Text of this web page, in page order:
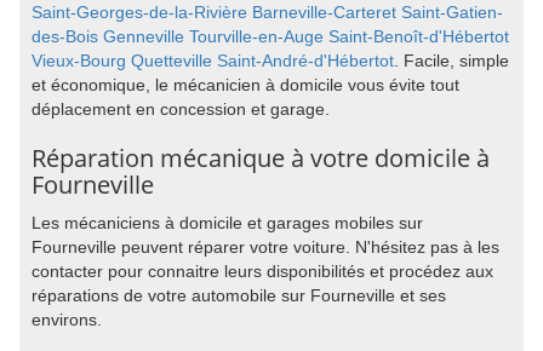
Saint-Georges-de-la-Rivière Barneville-Carteret Saint-Gatien-
des-Bois Genneville Tourville-en-Auge Saint-Benoît-d'Hébertot
Vieux-Bourg Quetteville Saint-André-d'Hébertot. Facile, simple
et économique, le mécanicien à domicile vous évite tout
déplacement en concession et garage.
Réparation mécanique à votre domicile à
Fourneville
Les mécaniciens à domicile et garages mobiles sur
Fourneville peuvent réparer votre voiture. N'hésitez pas à les
contacter pour connaitre leurs disponibilités et procédez aux
réparations de votre automobile sur Fourneville et ses
environs.